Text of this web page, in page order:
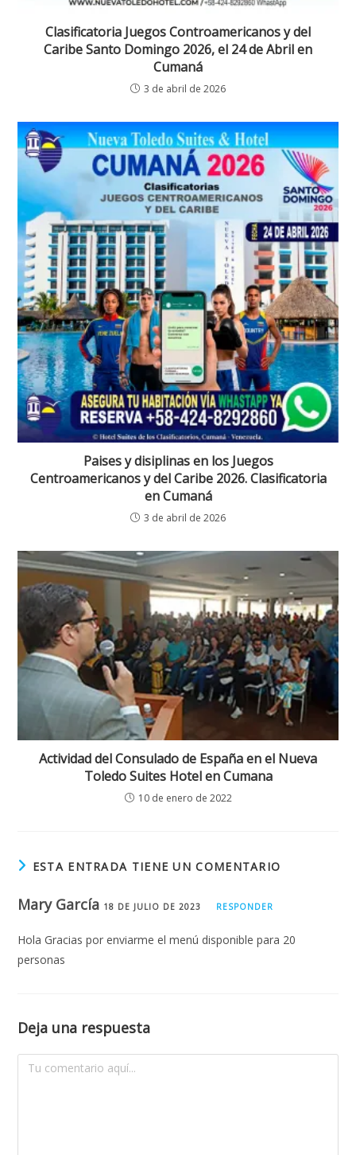
Clasificatoria Juegos Controamericanos y del
Caribe Santo Domingo 2026, el 24 de Abril en
Cumaná
3 de abril de 2026
Paises y disiplinas en los Juegos
Centroamericanos y del Caribe 2026. Clasificatoria
en Cumaná
3 de abril de 2026
Actividad del Consulado de España en el Nueva
Toledo Suites Hotel en Cumana
10 de enero de 2022
ESTA ENTRADA TIENE UN COMENTARIO
Mary García 18 DE JULIO DE 2023 RESPONDER
Hola Gracias por enviarme el menú disponible para 20
personas
Deja una respuesta